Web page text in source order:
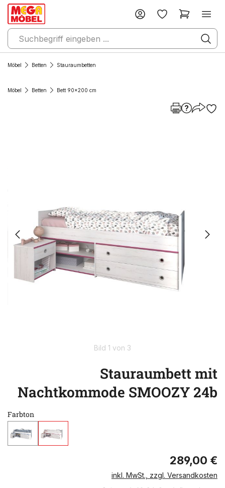
Möbel Betten Stauraumbetten
Möbel Betten Bett 90x200 cm
Bild 1 von 3
Stauraumbett mit
Nachtkommode SMOOZY 24b
Farbton
289,00 €
inkl. MwSt., zzgl. Versandkosten